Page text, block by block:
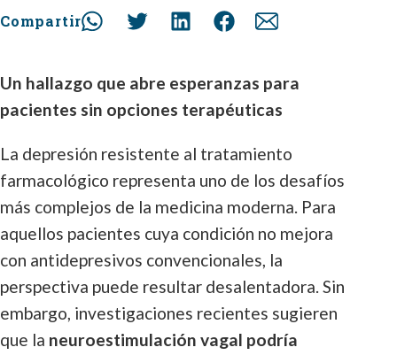
Compartir
Un hallazgo que abre esperanzas para
pacientes sin opciones terapéuticas
La depresión resistente al tratamiento
farmacológico representa uno de los desafíos
más complejos de la medicina moderna. Para
aquellos pacientes cuya condición no mejora
con antidepresivos convencionales, la
perspectiva puede resultar desalentadora. Sin
embargo, investigaciones recientes sugieren
que la neuroestimulación vagal podría